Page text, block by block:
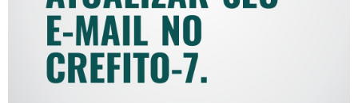
MAIL NO CREFITO-7